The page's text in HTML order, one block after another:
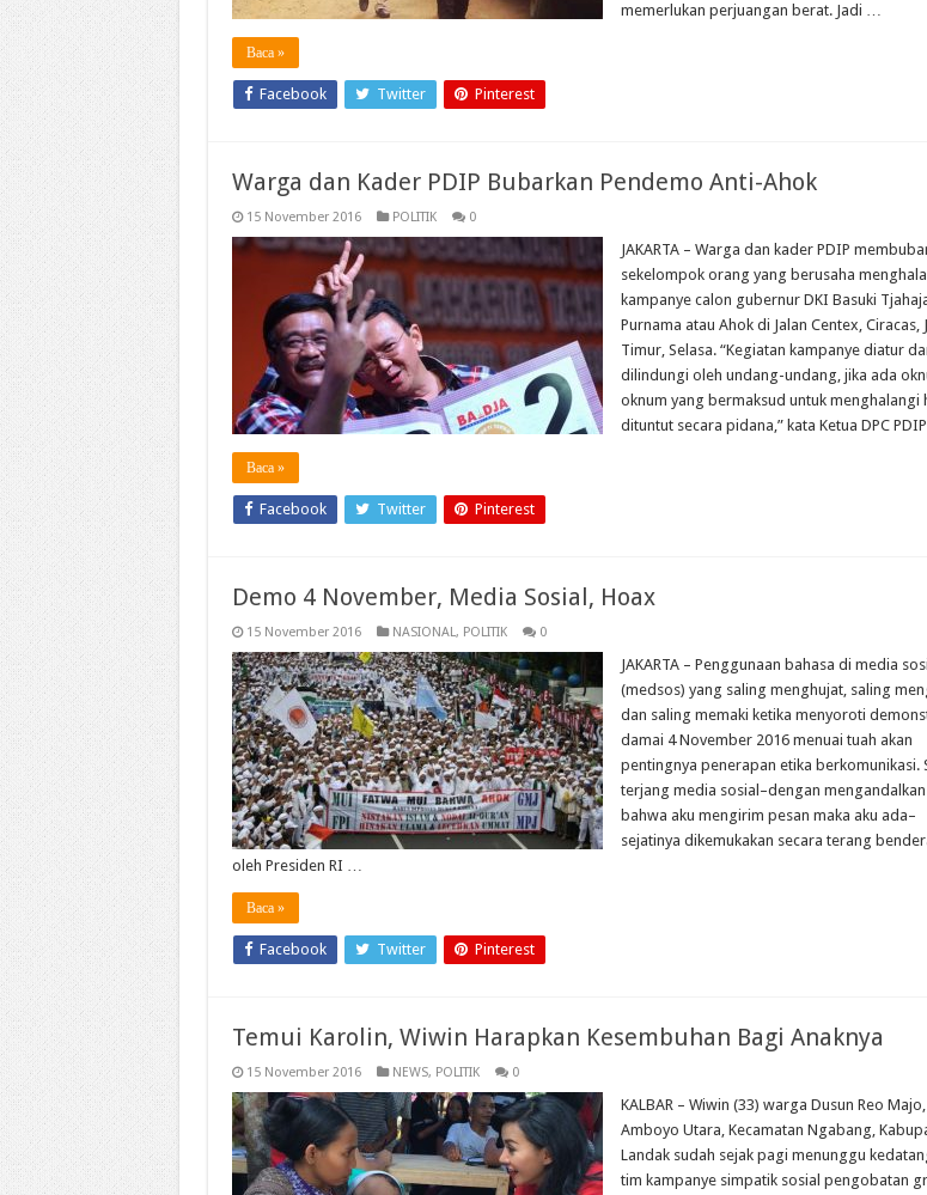
memerlukan perjuangan berat. Jadi …
Baca »
Facebook Twitter Pinterest
Warga dan Kader PDIP Bubarkan Pendemo Anti-Ahok
15 November 2016 POLITIK 0
JAKARTA – Warga dan kader PDIP
sekelompok orang yang berusaha
kampanye calon gubernur DKI Basuki
Purnama atau Ahok di Jalan Centex, Ciracas,
Timur, Selasa. “Kegiatan kampanye diatur
dilindungi oleh undang-undang, jika ada
oknum yang bermaksud untuk menghalangi
dituntut secara pidana,” kata Ketua DPC
Baca »
Facebook Twitter Pinterest
Demo 4 November, Media Sosial, Hoax
15 November 2016 NASIONAL, POLITIK 0
JAKARTA – Penggunaan bahasa di media
(medsos) yang saling menghujat, saling
dan saling memaki ketika menyoroti
damai 4 November 2016 menuai tuah akan
pentingnya penerapan etika berkomunikasi.
terjang media sosial–dengan
bahwa aku mengirim pesan maka aku ada–
sejatinya dikemukakan secara terang
oleh Presiden RI …
Baca »
Facebook Twitter Pinterest
Temui Karolin, Wiwin Harapkan Kesembuhan Bagi Anaknya
15 November 2016 NEWS, POLITIK 0
KALBAR – Wiwin (33) warga Dusun Reo
Amboyo Utara, Kecamatan Ngabang,
Landak sudah sejak pagi menunggu
tim kampanye simpatik sosial pengobatan